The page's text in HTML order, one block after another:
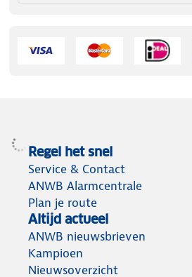
Regel het snel
Service & Contact
ANWB Alarmcentrale
Plan je route
Altijd actueel
ANWB nieuwsbrieven
Kampioen
Nieuwsoverzicht